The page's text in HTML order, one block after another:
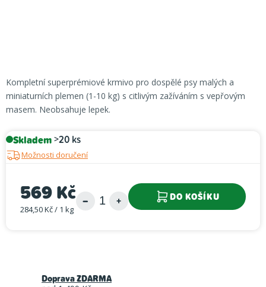
Kompletní superprémiové krmivo pro dospělé psy malých a
miniaturních plemen (1-10 kg) s citlivým zažíváním s vepřovým
masem. Neobsahuje lepek.
Skladem>20 ks
Možnosti doručení
569 Kč
Měrná cena:
284,50 Kč / 1 kg
DO KOŠÍKU
Doprava ZDARMA